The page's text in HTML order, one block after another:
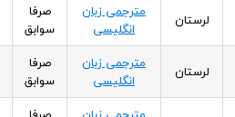
لرستان
مترجمی زبان
انگلیسی
صرفا
سوابق
لرستان
مترجمی زبان
انگلیسی
صرفا
سوابق